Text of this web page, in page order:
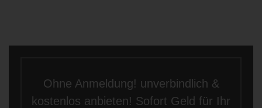
Ohne Anmeldung! unverbindlich &
kostenlos anbieten! Sofort Geld für Ihr